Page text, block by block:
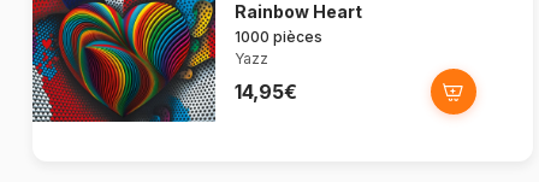
Rainbow Heart
1000 pièces
Yazz
14,95€